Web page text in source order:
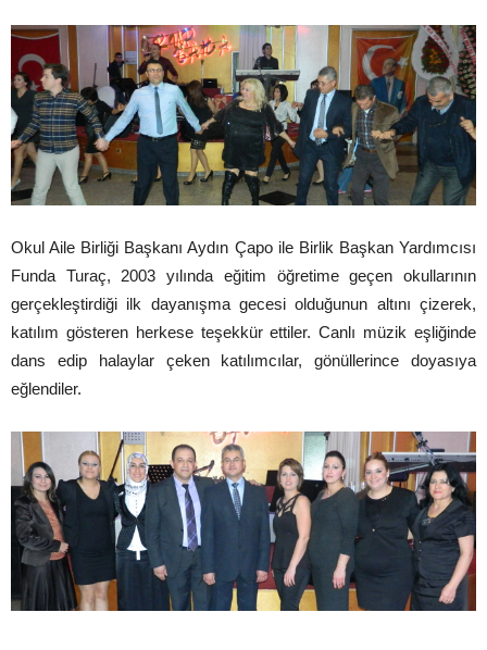
Okul Aile Birliği Başkanı Aydın Çapo ile Birlik Başkan Yardımcısı
Funda Turaç, 2003 yılında eğitim öğretime geçen okullarının
gerçekleştirdiği ilk dayanışma gecesi olduğunun altını çizerek,
katılım gösteren herkese teşekkür ettiler. Canlı müzik eşliğinde
dans edip halaylar çeken katılımcılar, gönüllerince doyasıya
eğlendiler.